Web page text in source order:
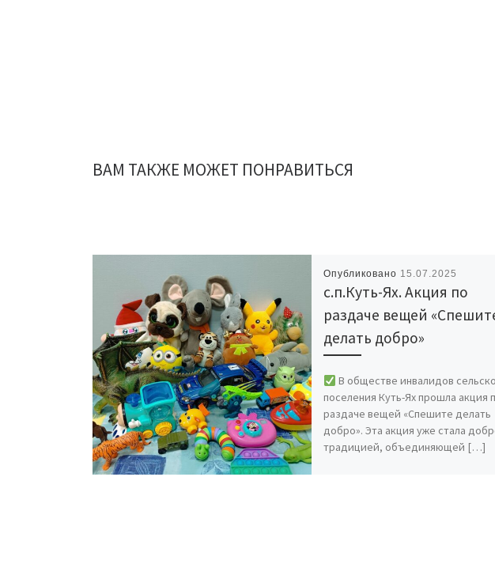
ВАМ ТАКЖЕ МОЖЕТ ПОНРАВИТЬСЯ
Опубликовано 15.07.2025
с.п.Куть-Ях. Акция по
раздаче вещей
делать добро»
В обществе инвалидов
поселения Куть-Ях прошла акция
раздаче вещей «Спешите делать
добро». Эта акция уже стала
традицией, объединяющей […]